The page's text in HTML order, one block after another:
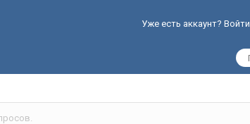
Уже есть аккаунт? Войти